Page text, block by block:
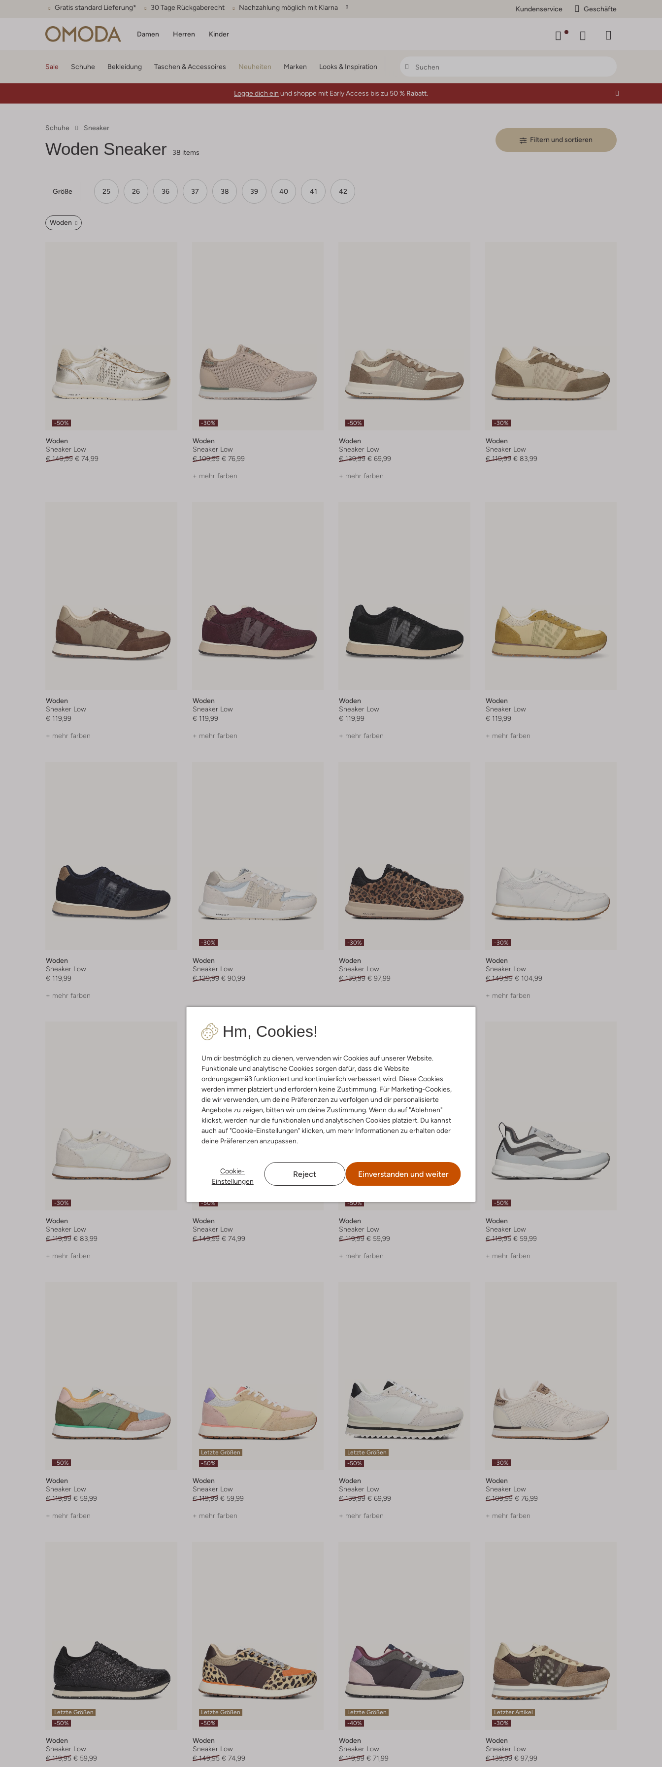
Gratis standard Lieferung* 30 Tage Rückgaberecht Nachzahlung möglich mit Klarna Kundenservice Geschäfte
Damen Herren Kinder
Hm, Cookies!
Um dir bestmöglich zu dienen, verwenden wir Cookies auf unserer Website.
Funktionale und analytische Cookies sorgen dafür, dass die Website
ordnungsgemäß funktioniert und kontinuierlich verbessert wird. Diese Cookies
werden immer platziert und erfordern keine Zustimmung. Für Marketing-Cookies,
die wir verwenden, um deine Präferenzen zu verfolgen und dir personalisierte
Angebote zu zeigen, bitten wir um deine Zustimmung. Wenn du auf "Ablehnen"
klickst, werden nur die funktionalen und analytischen Cookies platziert. Du kannst
auch auf "Cookie-Einstellungen" klicken, um mehr Informationen zu erhalten oder
deine Präferenzen anzupassen.
Cookie-
Einstellungen
Reject Einverstanden und weiter
Sale Schuhe Bekleidung Taschen & Accessoires Neuheiten Marken Looks & Inspiration
Logge dich ein und shoppe mit Early Access bis zu 50 % Rabatt.
Schuhe Sneaker
Woden Sneaker 38 items
Filtern und sortieren
Größe 25 26 36 37 38 39 40 41 42
Woden
-50%
Woden
Sneaker Low
€ 149,99 € 74,99
-30%
Woden
Sneaker Low
€ 109,99 € 76,99
+ mehr farben
-50%
Woden
Sneaker Low
€ 139,99 € 69,99
+ mehr farben
-30%
Woden
Sneaker Low
€ 119,99 € 83,99
Woden
Sneaker Low
€ 119,99
+ mehr farben
Woden
Sneaker Low
€ 119,99
+ mehr farben
Woden
Sneaker Low
€ 119,99
+ mehr farben
Woden
Sneaker Low
€ 119,99
+ mehr farben
Woden
Sneaker Low
€ 119,99
+ mehr farben
-30%
Woden
Sneaker Low
€ 129,99 € 90,99
-30%
Woden
Sneaker Low
€ 139,99 € 97,99
-30%
Woden
Sneaker Low
€ 149,99 € 104,99
+ mehr farben
-30%
Woden
Sneaker Low
€ 119,99 € 83,99
+ mehr farben
-50%
Woden
Sneaker Low
€ 149,99 € 74,99
-50%
Woden
Sneaker Low
€ 119,99 € 59,99
+ mehr farben
-50%
Woden
Sneaker Low
€ 119,95 € 59,99
+ mehr farben
-50%
Woden
Sneaker Low
€ 119,99 € 59,99
+ mehr farben
Letzte Größen
-50%
Woden
Sneaker Low
€ 119,99 € 59,99
+ mehr farben
Letzte Größen
-50%
Woden
Sneaker Low
€ 139,99 € 69,99
+ mehr farben
-30%
Woden
Sneaker Low
€ 109,99 € 76,99
+ mehr farben
Letzte Größen
-50%
Woden
Sneaker Low
€ 119,95 € 59,99
Letzte Größen
-50%
Woden
Sneaker Low
€ 149,95 € 74,99
Letzte Größen
-40%
Woden
Sneaker Low
€ 119,99 € 71,99
Letzter Artikel
-30%
Woden
Sneaker Low
€ 139,99 € 97,99